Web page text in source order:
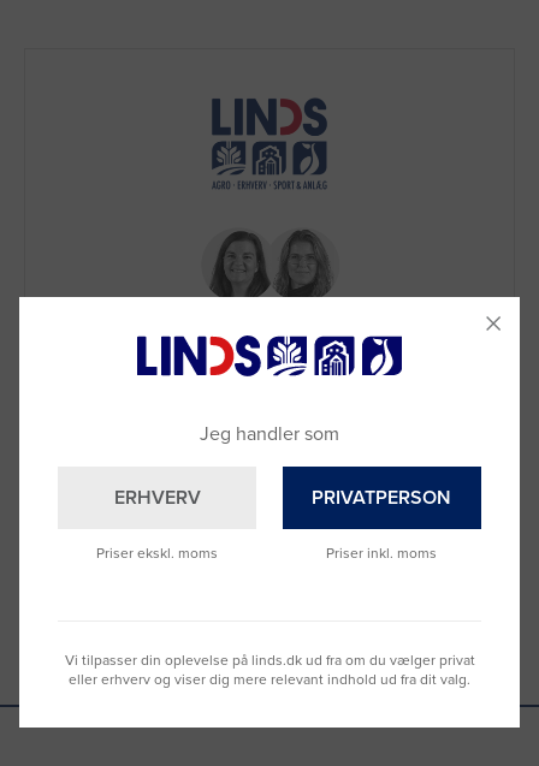
Ring til os på9992 0233
Vi sidder klar til at hjælpe dig.
Du kan også kontakte din lokale sælger
se oversigten her
Jeg handler som
ERHVERV
Priser ekskl. moms
PRIVATPERSON
Priser inkl. moms
Vi tilpasser din oplevelse på linds.dk ud fra om du vælger privat
eller erhverv og viser dig mere relevant indhold ud fra dit valg.